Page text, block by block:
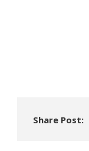
Share Post: